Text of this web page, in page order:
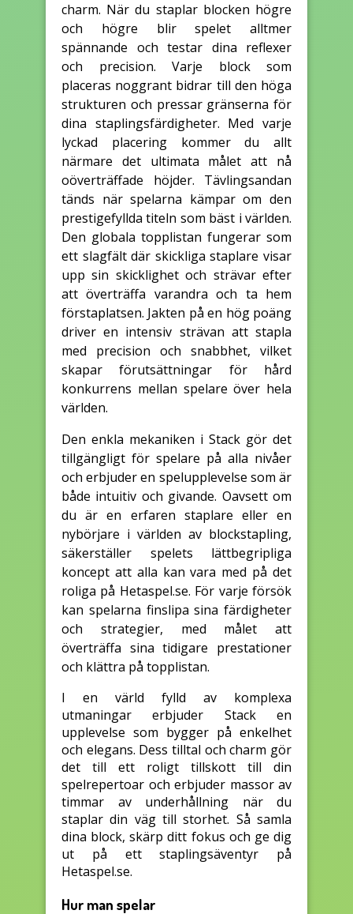
charm. När du staplar blocken högre
och högre blir spelet alltmer
spännande och testar dina reflexer
och precision. Varje block som
placeras noggrant bidrar till den höga
strukturen och pressar gränserna för
dina staplingsfärdigheter. Med varje
lyckad placering kommer du allt
närmare det ultimata målet att nå
oöverträffade höjder. Tävlingsandan
tänds när spelarna kämpar om den
prestigefyllda titeln som bäst i världen.
Den globala topplistan fungerar som
ett slagfält där skickliga staplare visar
upp sin skicklighet och strävar efter
att överträffa varandra och ta hem
förstaplatsen. Jakten på en hög poäng
driver en intensiv strävan att stapla
med precision och snabbhet, vilket
skapar förutsättningar för hård
konkurrens mellan spelare över hela
världen.
Den enkla mekaniken i Stack gör det
tillgängligt för spelare på alla nivåer
och erbjuder en spelupplevelse som är
både intuitiv och givande. Oavsett om
du är en erfaren staplare eller en
nybörjare i världen av blockstapling,
säkerställer spelets lättbegripliga
koncept att alla kan vara med på det
roliga på Hetaspel.se. För varje försök
kan spelarna finslipa sina färdigheter
och strategier, med målet att
överträffa sina tidigare prestationer
och klättra på topplistan.
I en värld fylld av komplexa
utmaningar erbjuder Stack en
upplevelse som bygger på enkelhet
och elegans. Dess tilltal och charm gör
det till ett roligt tillskott till din
spelrepertoar och erbjuder massor av
timmar av underhållning när du
staplar din väg till storhet. Så samla
dina block, skärp ditt fokus och ge dig
ut på ett staplingsäventyr på
Hetaspel.se.
Hur man spelar